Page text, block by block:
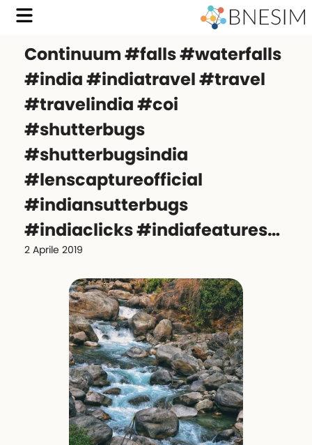
Continuum #falls #waterfalls
#india #indiatravel #travel
#travelindia #coi
#shutterbugs
#shutterbugsindia
#lenscaptureofficial
#indiansutterbugs
#indiaclicks #indiafeatures…
2 Aprile 2019